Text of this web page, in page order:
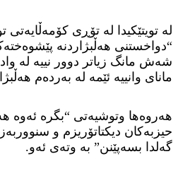
لە تویتێکیدا لە تۆڕی
“دواخستنی هەڵبژاردنە
شەش مانگ زیاتر دوور نییە لە
مانای وانییە ئێمە لە بەردەم
هەروەها وتوشیەتی “بگرە ئەوە
حیزبەکان دیکتاتۆریزم و
گەلدا بسەپێنن” بە وتەی ئەو.